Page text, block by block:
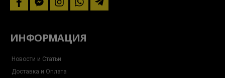
facebookfacebook-
messenger
instagram
whatsapptelegram-
plane
ИНФОРМАЦИЯ
Новости и Статьи
Доставка и Оплата